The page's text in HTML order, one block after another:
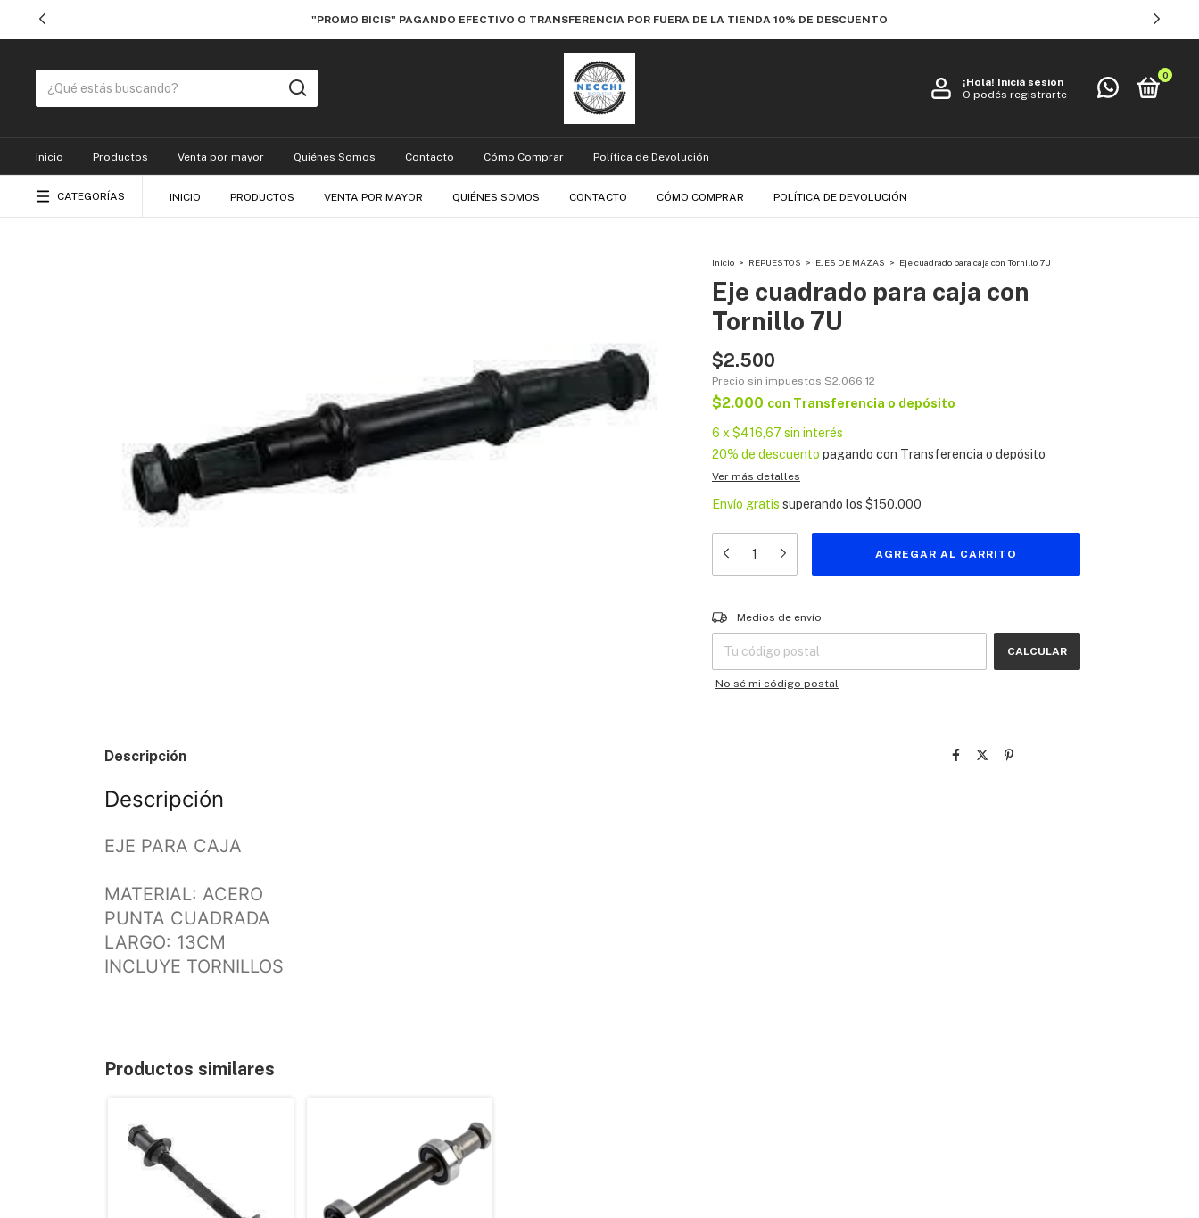
"PROMO BICIS" PAGANDO EFECTIVO O TRANSFERENCIA POR FUERA DE LA TIENDA 10% DE DESCUENTO
¡Hola! Iniciá sesión
O podés registrarte
0
Inicio Productos Venta por mayor Quiénes Somos Contacto Cómo Comprar Política de Devolución
CATEGORÍAS INICIO PRODUCTOS VENTA POR MAYOR QUIÉNES SOMOS CONTACTO CÓMO COMPRAR POLÍTICA DE DEVOLUCIÓN
Inicio > REPUESTOS > EJES DE MAZAS > Eje cuadrado para caja con Tornillo 7U
Eje cuadrado para caja con
Tornillo 7U
$2.500
Precio sin impuestos $2.066,12
$2.000 con Transferencia o depósito
6 x $416,67 sin interés
20% de descuento pagando con Transferencia o depósito
Ver más detalles
Envío gratis superando los $150.000
Entregas para el CP:
Medios de envío
CALCULAR
No sé mi código postal
Descripción
Descripción
EJE PARA CAJA
MATERIAL: ACERO
PUNTA CUADRADA
LARGO: 13CM
INCLUYE TORNILLOS
Productos similares